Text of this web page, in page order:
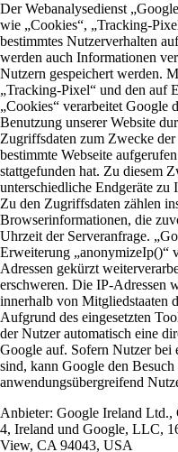
Der Webanalysedienst
wie „Cookies“, „Tracking-
bestimmtes Nutzerverhalten
werden auch Informationen
Nutzern gespeichert werden.
„Tracking-Pixel“ und den auf
„Cookies“ verarbeitet Google
Benutzung unserer Website
Zugriffsdaten zum Zwecke
bestimmte Webseite
stattgefunden hat. Zu diesem
unterschiedliche Endgeräte zu
Zu den Zugriffsdaten zählen
Browserinformationen, die
Uhrzeit der Serveranfrage.
Erweiterung „anonymizeIp()“
Adressen gekürzt
erschweren. Die IP-Adressen
innerhalb von Mitgliedstaaten
Aufgrund des eingesetzten
der Nutzer automatisch eine
Google auf. Sofern Nutzer bei
sind, kann Google den
anwendungsübergreifend
Anbieter: Google Ireland Ltd.,
4, Ireland und Google, LLC,
View, CA 94043, USA